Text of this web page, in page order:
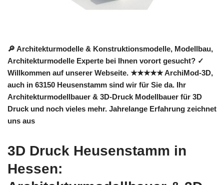
🔎 Architekturmodelle & Konstruktionsmodelle, Modellbau,
Architekturmodelle Experte bei Ihnen vorort gesucht? ✓
Willkommen auf unserer Webseite. ★★★★★ ArchiMod-3D,
auch in 63150 Heusenstamm sind wir für Sie da. Ihr
Architekturmodellbauer & 3D-Druck Modellbauer für 3D
Druck und noch vieles mehr. Jahrelange Erfahrung zeichnet
uns aus
3D Druck Heusenstamm in
Hessen: